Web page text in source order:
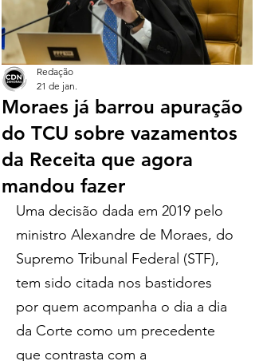
Moraes já barrou apuração
do TCU sobre vazamentos
da Receita que agora
mandou fazer
Redação
21 de jan.
Uma decisão dada em 2019 pelo
ministro Alexandre de Moraes, do
Supremo Tribunal Federal (STF),
tem sido citada nos bastidores
por quem acompanha o dia a dia
da Corte como um precedente
que contrasta com a